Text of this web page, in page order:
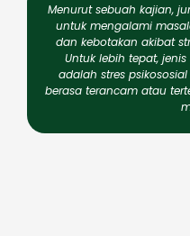
Menurut sebuah kajian,
untuk mengalami
dan kebotakan akibat
Untuk lebih tepat,
adalah stres
berasa terancam atau